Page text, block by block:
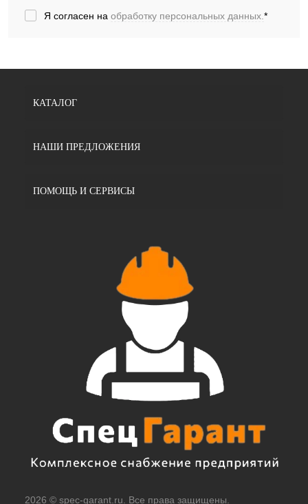
Я согласен на обработку персональных данных.*
КАТАЛОГ
НАШИ ПРЕДЛОЖЕНИЯ
ПОМОЩЬ И СЕРВИСЫ
2026 © spec-garant.ru. Все права защищены.